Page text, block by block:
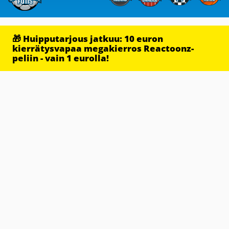
🎁 Huipputarjous jatkuu: 10 euron
kierrätysvapaa megakierros Reactoonz-
peliin - vain 1 eurolla!